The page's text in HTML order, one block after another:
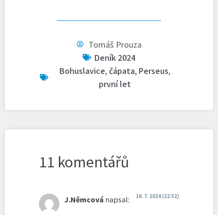
Tomáš Prouza
Deník 2024
Bohuslavice,čápata, Perseus,
první let
11 komentářů
J.Němcová napsal: 16. 7. 2024 (22:52)